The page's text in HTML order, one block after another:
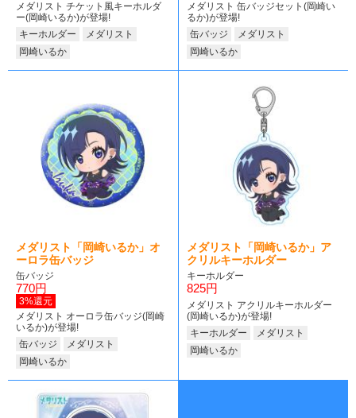
メダリスト チケット風キーホルダ
ー(岡崎いるか)が登場!
キーホルダー
メダリスト
岡崎いるか
メダリスト 缶バッジセット(岡崎い
るか)が登場!
缶バッジ
メダリスト
岡崎いるか
メダリスト「岡崎いるか」オ
ーロラ缶バッジ
缶バッジ
770円
3%還元
メダリスト オーロラ缶バッジ(岡崎
いるか)が登場!
缶バッジ
メダリスト
岡崎いるか
メダリスト「岡崎いるか」ア
クリルキーホルダー
キーホルダー
825円
メダリスト アクリルキーホルダー
(岡崎いるか)が登場!
キーホルダー
メダリスト
岡崎いるか